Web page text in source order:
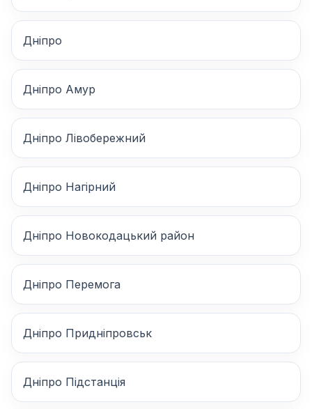
Дніпро
Дніпро Амур
Дніпро Лівобережний
Дніпро Нагірний
Дніпро Новокодацький район
Дніпро Перемога
Дніпро Придніпровськ
Дніпро Підстанція